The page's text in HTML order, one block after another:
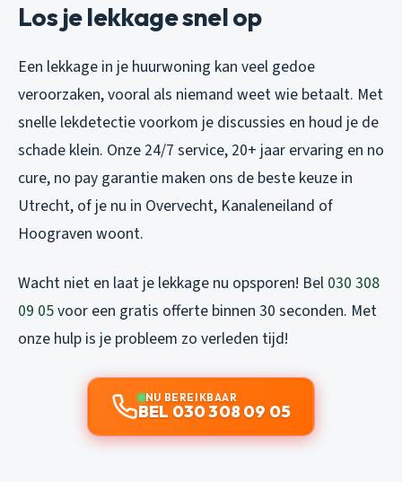
Los je lekkage snel op
Een lekkage in je huurwoning kan veel gedoe
veroorzaken, vooral als niemand weet wie betaalt. Met
snelle lekdetectie voorkom je discussies en houd je de
schade klein. Onze 24/7 service, 20+ jaar ervaring en no
cure, no pay garantie maken ons de beste keuze in
Utrecht, of je nu in Overvecht, Kanaleneiland of
Hoograven woont.
Wacht niet en laat je lekkage nu opsporen! Bel 030 308
09 05voor een gratis offerte binnen 30 seconden. Met
onze hulp is je probleem zo verleden tijd!
NU BEREIKBAAR
BEL 030 308 09 05